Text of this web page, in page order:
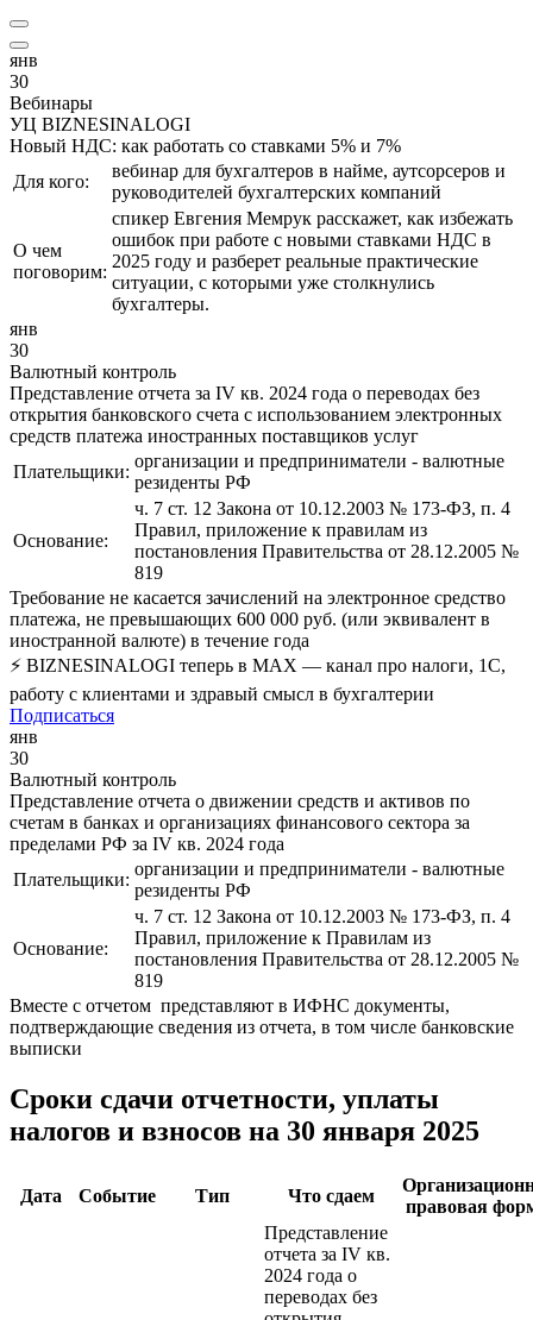
янв
30
Вебинары
УЦ BIZNESINALOGI
Новый НДС: как работать со ставками 5% и 7%
Для кого:
вебинар для бухгалтеров в найме, аутсорсеров и
руководителей бухгалтерских компаний
О чем
поговорим:
спикер Евгения Мемрук расскажет, как избежать
ошибок при работе с новыми ставками НДС в
2025 году и разберет реальные практические
ситуации, с которыми уже столкнулись
бухгалтеры.
янв
30
Валютный контроль
Представление отчета за IV кв. 2024 года о переводах без
открытия банковского счета с использованием электронных
средств платежа иностранных поставщиков услуг
Плательщики:
организации и предприниматели - валютные
резиденты РФ
Основание:
ч. 7 ст. 12 Закона от 10.12.2003 № 173-ФЗ, п. 4
Правил, приложение к правилам из
постановления Правительства от 28.12.2005 №
819
Требование не касается зачислений на электронное средство
платежа, не превышающих 600 000 руб. (или эквивалент в
иностранной валюте) в течение года
⚡ BIZNESINALOGI теперь в MAX — канал про налоги, 1С,
работу с клиентами и здравый смысл в бухгалтерии
Подписаться
янв
30
Валютный контроль
Представление отчета о движении средств и активов по
счетам в банках и организациях финансового сектора за
пределами РФ за IV кв. 2024 года
Плательщики:
организации и предприниматели - валютные
резиденты РФ
Основание:
ч. 7 ст. 12 Закона от 10.12.2003 № 173-ФЗ, п. 4
Правил, приложение к Правилам из
постановления Правительства от 28.12.2005 №
819
Вместе с отчетом представляют в ИФНС документы,
подтверждающие сведения из отчета, в том числе банковские
выписки
Сроки сдачи отчетности, уплаты
налогов и взносов на 30 января 2025
Дата Событие Тип Что сдаем
правовая
Представление
отчета за IV кв.
2024 года о
переводах без